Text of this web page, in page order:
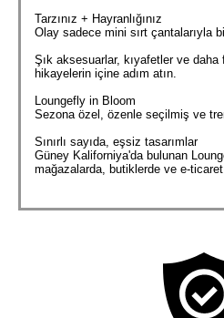
Tarzınız + Hayranlığınız
Olay sadece mini sırt çantalarıyla
Şık aksesuarlar, kıyafetler ve
hikayelerin içine adım atın.
Loungefly in Bloom
Sezona özel, özenle seçilmiş ve
Sınırlı sayıda, eşsiz tasarımlar
Güney Kaliforniya'da bulunan
mağazalarda, butiklerde ve e-